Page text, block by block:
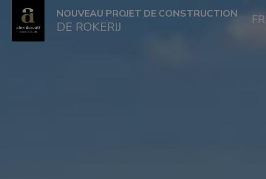
NOUVEAU PROJET DE CONSTRUCTION
DE ROKERIJ